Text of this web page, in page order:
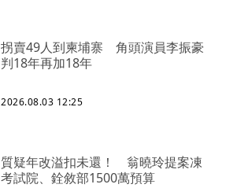
拐賣49人到柬埔寨 角頭演員李振豪
判18年再加18年
2026.08.03 12:25
質疑年改溢扣未還！ 翁曉玲提案凍
考試院、銓敘部1500萬預算